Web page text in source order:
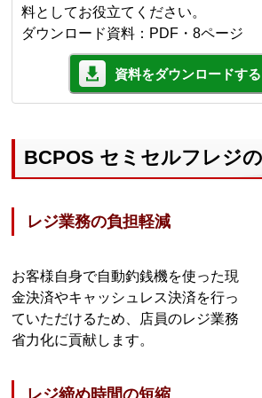
料としてお役立てください。
ダウンロード資料：PDF・8ページ
資料をダウンロードする
BCPOS セミセルフレジ
レジ業務の負担軽減
お客様自身で自動釣銭機を使った現
金決済やキャッシュレス決済を行っ
ていただけるため、店員のレジ業務
省力化に貢献します。
レジ締め時間の短縮